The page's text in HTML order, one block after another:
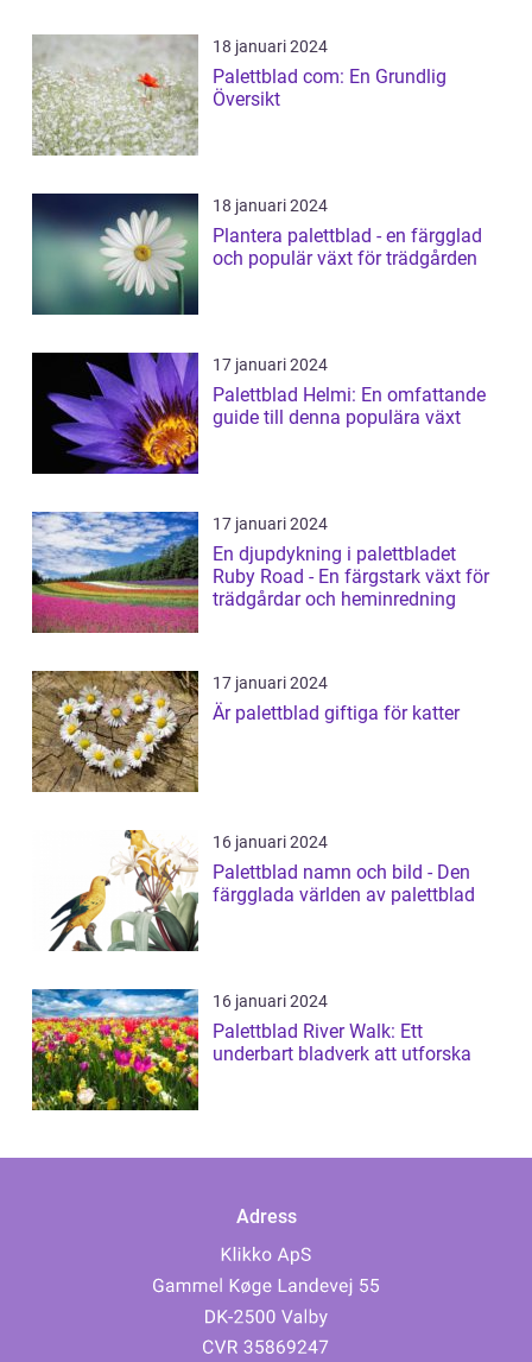
18 januari 2024
Palettblad com: En Grundlig
Översikt
18 januari 2024
Plantera palettblad - en färgglad
och populär växt för trädgården
17 januari 2024
Palettblad Helmi: En omfattande
guide till denna populära växt
17 januari 2024
En djupdykning i palettbladet
Ruby Road - En färgstark växt för
trädgårdar och heminredning
17 januari 2024
Är palettblad giftiga för katter
16 januari 2024
Palettblad namn och bild - Den
färgglada världen av palettblad
16 januari 2024
Palettblad River Walk: Ett
underbart bladverk att utforska
Adress